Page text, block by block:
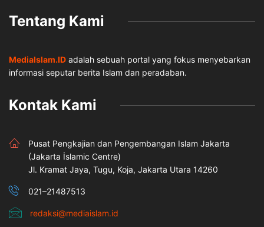
Tentang Kami
MediaIslam.ID adalah sebuah portal yang fokus menyebarkan
informasi seputar berita Islam dan peradaban.
Kontak Kami
Pusat Pengkajian dan Pengembangan Islam Jakarta
(Jakarta İslamic Centre)
Jl. Kramat Jaya, Tugu, Koja, Jakarta Utara 14260
021–21487513
redaksi@mediaislam.id